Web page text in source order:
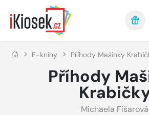
Přejít na hlavní obsah
E-knihy Příhody Mašinky
Příhody
Michaela Fišarová